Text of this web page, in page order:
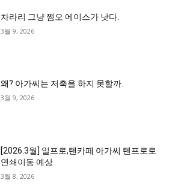
차라리 그냥 쩜오 에이스가 낫다.
3월 9, 2026
왜? 아가씨는 저축을 하지 못할까.
3월 9, 2026
[2026.3월] 일프로,텐카페 아가씨 텐프로로
연쇄이동 예상
3월 8, 2026